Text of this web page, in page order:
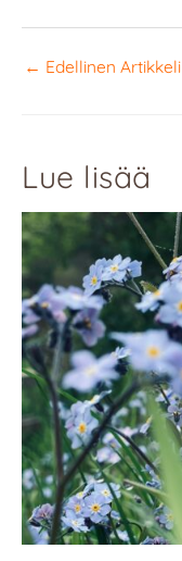
← Edellinen Artikkeli
Lue lisää